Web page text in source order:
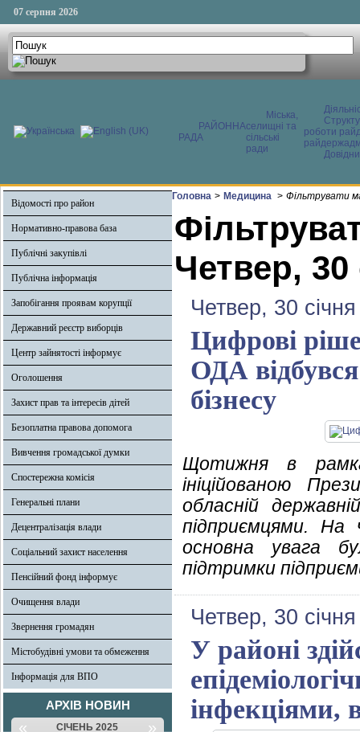
07 серпня 2026
РАЙОННА
РАДА
Міська,
селищні та
сільські
ради
роботи
Відомості про район
Нормативно-правова база
Публічні закупівлі
Публічна інформація
Запобігання проявам корупції
Державний реєстр виборців
Центр зайнятості інформує
Оголошення
Захист прав та інтересів дітей
Безоплатна правова допомога
Вивчення громадської думки
Спостережна комісія
Генеральні плани
Децентралізація влади
Соціальний захист населення
Пенсійний фонд інформує
Очищення влади
Звернення громадян
Містобудівні умови та обмеження
Інформація для ВПО
АРХІВ НОВИН
« СІЧЕНЬ 2025 »
Головна > Медицина > Фільтрувати
Четвер, 30
Четвер, 30
Цифрові
ОДА
бізнесу
Щотижня в
ініційованою
обласній
підприємцями. На
основна увага
підтримки
Четвер, 30
У районі
інфекціями,